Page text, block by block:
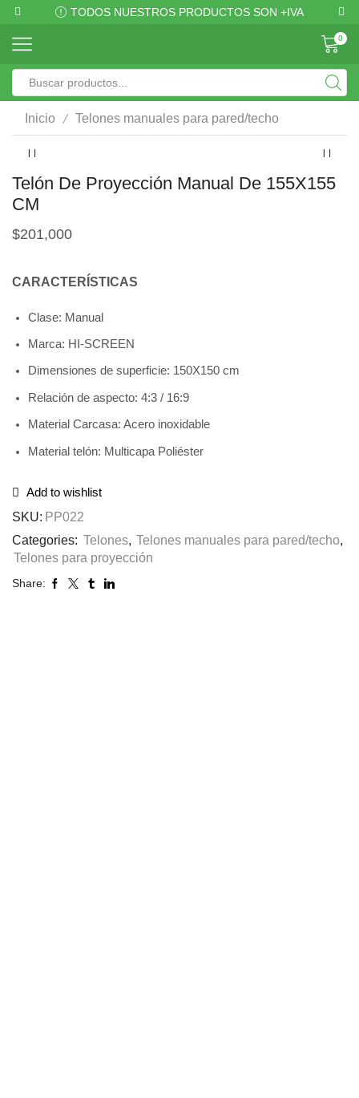
TODOS NUESTROS PRODUCTOS SON +IVA
0
Inicio / Telones manuales para pared/techo
Telón De Proyección Manual De 155X155
CM
$201,000
CARACTERÍSTICAS
Clase: Manual
Marca: HI-SCREEN
Dimensiones de superficie: 150X150 cm
Relación de aspecto: 4:3 / 16:9
Material Carcasa: Acero inoxidable
Material telón: Multicapa Poliéster
Add to wishlist
SKU: PP022
Categories: Telones, Telones manuales para pared/techo,
Telones para proyección
Share: